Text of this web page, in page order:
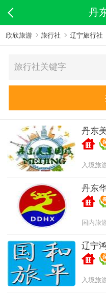
丹
欣欣旅游 旅行社 辽宁旅行社
丹东
入境旅
丹东
国内旅
辽宁
入境旅